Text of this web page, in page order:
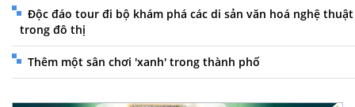
Độc đáo tour đi bộ khám phá các di sản văn hoá nghệ thuật
trong đô thị
Thêm một sân chơi 'xanh' trong thành phố